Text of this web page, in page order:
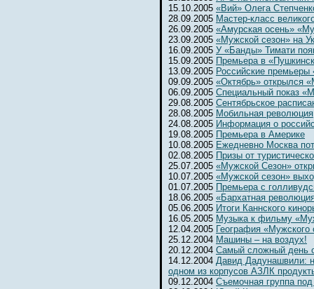
15.10.2005 «Вий» Олега
28.09.2005 Мастер-класс
26.09.2005 «Амурская осень»
23.09.2005 «Мужской сезон» на
16.09.2005 У «Банды» Тимати
15.09.2005 Премьера в
13.09.2005 Российские премьеры
09.09.2005 «Октябрь» открылся
06.09.2005 Специальный показ
29.08.2005 Сентябрьское
28.08.2005 Мобильная революция
24.08.2005 Информация о
19.08.2005 Премьера в Америке
10.08.2005 Ежедневно Москва
02.08.2005 Призы от
25.07.2005 «Мужской Сезон»
10.07.2005 «Мужской сезон»
01.07.2005 Премьера с
18.06.2005 «Бархатная
05.06.2005 Итоги Каннского
16.05.2005 Музыка к фильму
12.04.2005 География «Мужского
25.12.2004 Машины – на воздух!
20.12.2004 Самый сложный день
14.12.2004 Давид Дадунашвили:
одном из корпусов АЗЛК
09.12.2004 Съемочная группа